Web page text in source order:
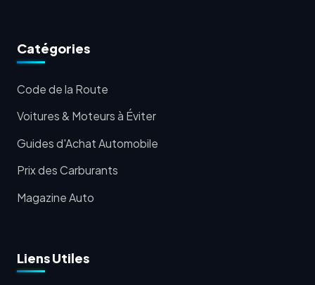
Catégories
Code de la Route
Voitures & Moteurs à Éviter
Guides d'Achat Automobile
Prix des Carburants
Magazine Auto
Liens Utiles